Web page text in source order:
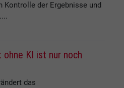
Kontrolle der Ergebnisse und
ohne KI ist nur noch
das